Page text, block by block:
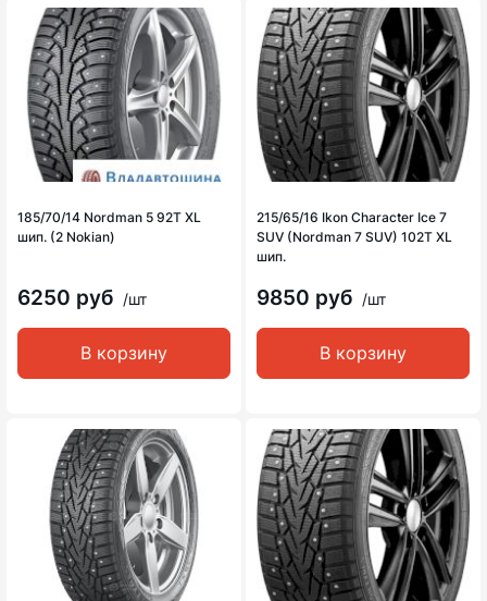
185/70/14 Nordman 5 92T XL
шип. (2 Nokian)
6250 руб /шт
В корзину
215/65/16 Ikon Character Ice 7
SUV (Nordman 7 SUV) 102T XL
шип.
9850 руб /шт
В корзину